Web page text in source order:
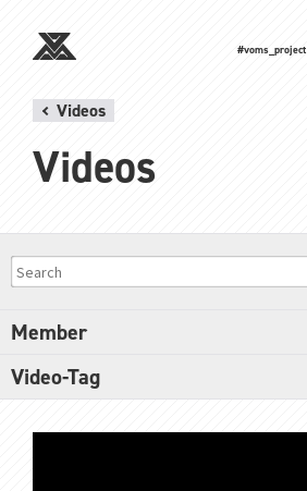
#voms_project
Videos
Videos
Member
Video-Tag